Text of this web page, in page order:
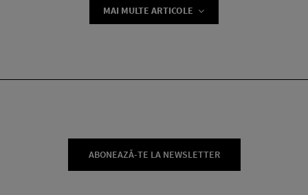
MAI MULTE ARTICOLE
ABONEAZĂ-TE LA NEWSLETTER